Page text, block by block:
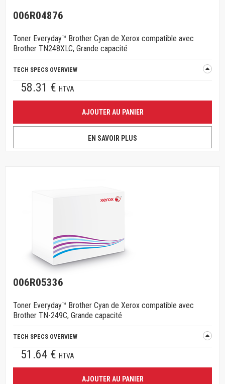
006R04876
Toner Everyday™ Brother Cyan de Xerox compatible avec
Brother TN248XLC, Grande capacité
TECH SPECS OVERVIEW
58.31 € HTVA
AJOUTER AU PANIER
EN SAVOIR PLUS
006R05336
Toner Everyday™ Brother Cyan de Xerox compatible avec
Brother TN-249C, Grande capacité
TECH SPECS OVERVIEW
51.64 € HTVA
AJOUTER AU PANIER